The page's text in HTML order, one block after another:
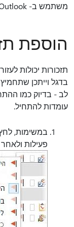
משתמש ב- Outlook חדש.
הוספת
תזכורות יכולות
בדגל וייתכן
לב - בדיוק כמו
עומדות להתחיל.
במשימות,
פעילות